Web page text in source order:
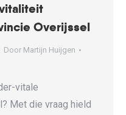
Overijssel
Door Martijn Huijgen
vitale
Met die vraag hield